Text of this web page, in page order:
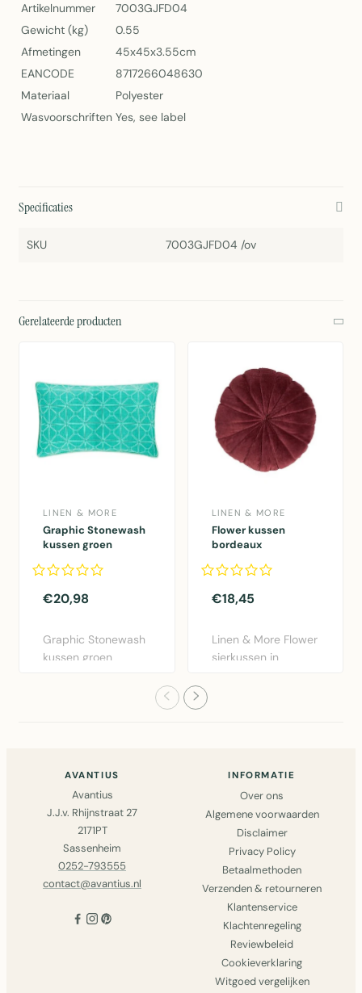
Artikelnummer
7003GJFD04
Gewicht (kg)
0.55
Afmetingen
45x45x3.55cm
EANCODE
8717266048630
Materiaal
Polyester
Wasvoorschriften Yes, see label
Specificaties
SKU 7003GJFD04 /ov
Gerelateerde producten
LINEN & MORE
Graphic Stonewash
kussen groen
€20,98
Graphic Stonewash
kussen groen
LINEN & MORE
Flower kussen
bordeaux
€18,45
Linen & More Flower
sierkussen in
AVANTIUS
Avantius
J.J.v. Rhijnstraat 27
2171PT
Sassenheim
0252-793555
contact@avantius.nl
INFORMATIE
Over ons
Algemene voorwaarden
Disclaimer
Privacy Policy
Betaalmethoden
Verzenden & retourneren
Klantenservice
Klachtenregeling
Reviewbeleid
Cookieverklaring
Witgoed vergelijken